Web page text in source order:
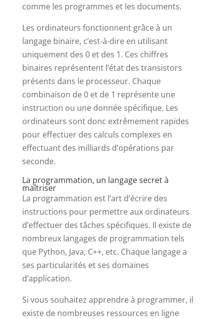
comme les programmes et les documents.
Les ordinateurs fonctionnent grâce à un
langage binaire, c’est-à-dire en utilisant
uniquement des 0 et des 1. Ces chiffres
binaires représentent l’état des transistors
présents dans le processeur. Chaque
combinaison de 0 et de 1 représente une
instruction ou une donnée spécifique. Les
ordinateurs sont donc extrêmement rapides
pour effectuer des calculs complexes en
effectuant des milliards d’opérations par
seconde.
La programmation, un langage secret à
maîtriser
La programmation est l’art d’écrire des
instructions pour permettre aux ordinateurs
d’effectuer des tâches spécifiques. Il existe de
nombreux langages de programmation tels
que Python, Java, C++, etc. Chaque langage a
ses particularités et ses domaines
d’application.
Si vous souhaitez apprendre à programmer, il
existe de nombreuses ressources en ligne